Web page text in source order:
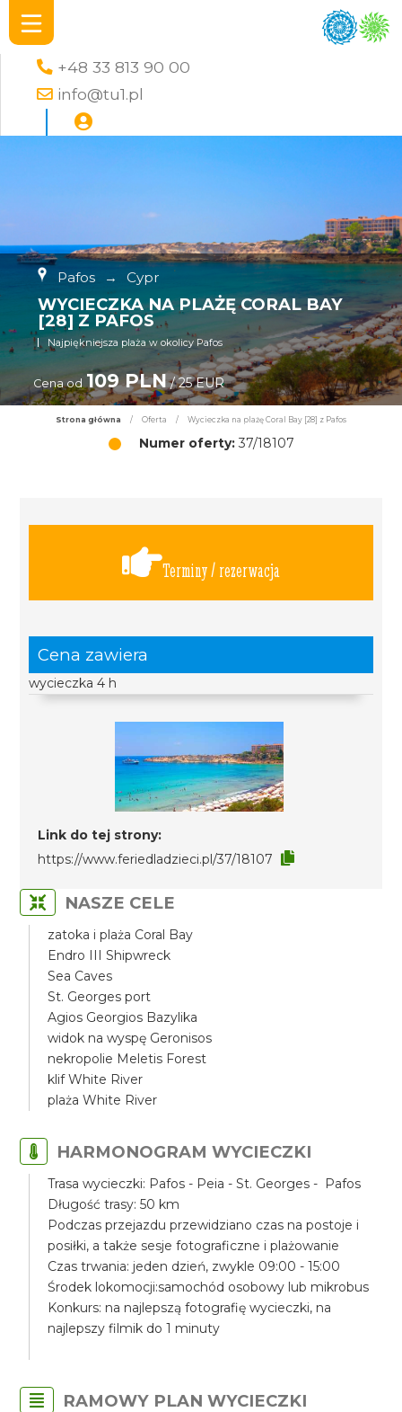
+48 33 813 90 00
info@tu1.pl
Pafos → Cypr
WYCIECZKA NA PLAŻĘ CORAL BAY
[28] Z PAFOS
Najpiękniejsza plaża w okolicy Pafos
Cena od 109 PLN/ 25 EUR
Strona główna / Oferta / Wycieczka na plażę Coral Bay [28] z Pafos
Numer oferty:37/18107
Terminy / rezerwacja
Cena zawiera
wycieczka 4 h
Link do tej strony:
https://www.feriedladzieci.pl/37/18107
NASZE CELE
zatoka i plaża Coral Bay
Endro III Shipwreck
Sea Caves
St. Georges port
Agios Georgios Bazylika
widok na wyspę Geronisos
nekropolie Meletis Forest
klif White River
plaża White River
HARMONOGRAM WYCIECZKI
Trasa wycieczki: Pafos - Peia - St. Georges - Pafos
Długość trasy: 50 km
Podczas przejazdu przewidziano czas na postoje i
posiłki, a także sesje fotograficzne i plażowanie
Czas trwania: jeden dzień, zwykle 09:00 - 15:00
Środek lokomocji:samochód osobowy lub mikrobus
Konkurs: na najlepszą fotografię wycieczki, na
najlepszy filmik do 1 minuty
RAMOWY PLAN WYCIECZKI